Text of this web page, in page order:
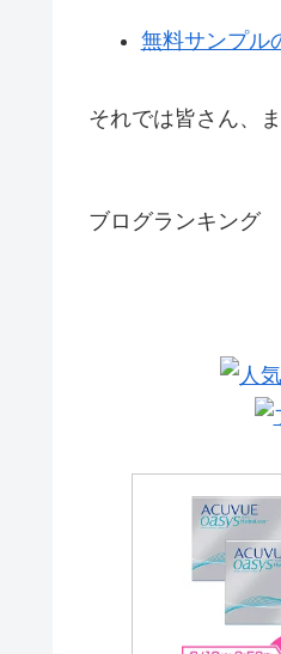
無料サンプル
それでは皆さん、
ブログランキング